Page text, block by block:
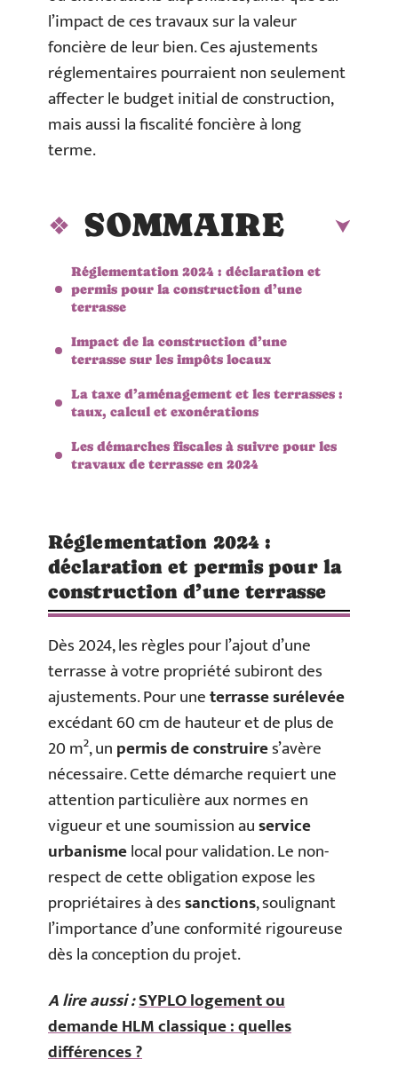
l’impact de ces travaux sur la valeur
foncière de leur bien. Ces ajustements
réglementaires pourraient non seulement
affecter le budget initial de construction,
mais aussi la fiscalité foncière à long
terme.
SOMMAIRE
Réglementation 2024 : déclaration et
permis pour la construction d’une
terrasse
Impact de la construction d’une
terrasse sur les impôts locaux
La taxe d’aménagement et les terrasses :
taux, calcul et exonérations
Les démarches fiscales à suivre pour les
travaux de terrasse en 2024
Réglementation 2024 :
déclaration et permis pour la
construction d’une terrasse
Dès 2024, les règles pour l’ajout d’une
terrasse à votre propriété subiront des
ajustements. Pour uneterrasse surélevée
excédant 60 cm de hauteur et de plus de
20 m², unpermis de construires’avère
nécessaire. Cette démarche requiert une
attention particulière aux normes en
vigueur et une soumission auservice
urbanismelocal pour validation. Le non-
respect de cette obligation expose les
propriétaires à dessanctions, soulignant
l’importance d’une conformité rigoureuse
dès la conception du projet.
A lire aussi :SYPLO logement ou
demande HLM classique : quelles
différences ?